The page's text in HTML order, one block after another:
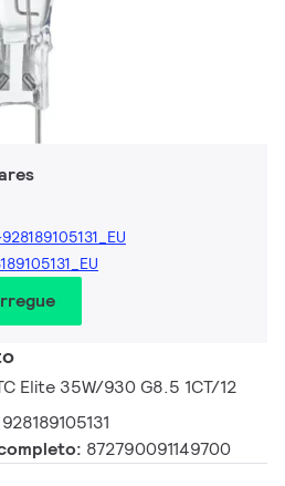
Elite 35W/930 G8.5 1CT/12
928189105131
872790091149700